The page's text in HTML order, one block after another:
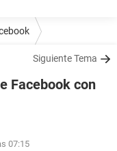
Siguiente Tema
Facebook con
07:15